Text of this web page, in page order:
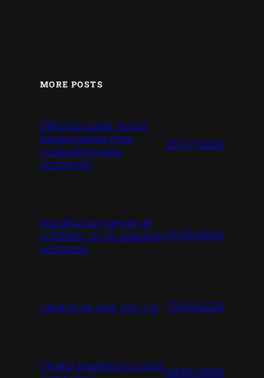
MORE POSTS
Deficitul scade. Acum
începe partea grea:
competitivitatea
economiei
25/07/2026
România are nevoie de
echilibru, nu de populism
economic
25/06/2026
Cetățile nu mor într-o zi 10/05/2026
Prostia modernă și cultul 09/05/2026